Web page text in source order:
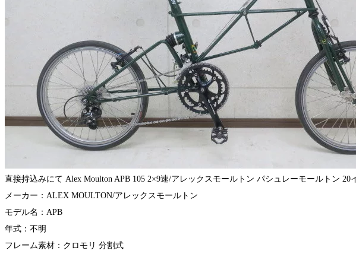
直接持込みにて Alex Moulton APB 105 2×9速/アレックスモールトン パシュレーモールトン 20
メーカー：ALEX MOULTON/アレックスモールトン
モデル名：APB
年式：不明
フレーム素材：クロモリ 分割式